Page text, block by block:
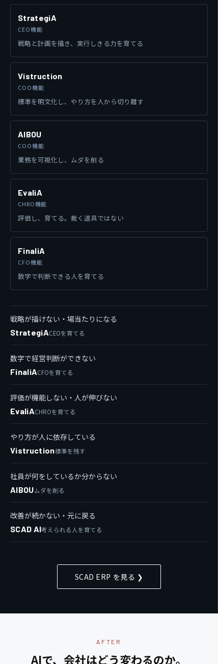
StrategiA
CEO機能
戦略と計画を描き、実行しきる力を育てる
Vistruction
COO機能
標準を明文化し、やり方を人から切り離す
AIBOU
COO機能
業務を可視化し、ムダを削る
EvaliA
CHRO機能
評価し、育てる。裁く道具ではない
FinaliA
CFO機能
数字で判断できる人を育てる
戦略が描けない・場当たりになる
StrategiACEOを育てる
数字で経営判断ができない
FinaliACFOを育てる
評価が機能しない・人が伸びない
EvaliACHROを育てる
やり方が人に依存している
Vistruction標準を残す
社員が何をしているか分からない
AIBOUムダを削る
改善が続かない・元に戻る
SCAD AI考えられる人を育てる
SCAD ERP を見る ❯
AFTER
AIで、会社はどう変わるのか。